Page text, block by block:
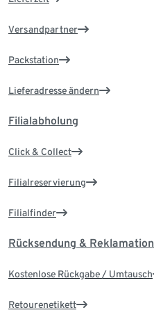
Versandpartner
Packstation
Lieferadresse ändern
Filialabholung
Click & Collect
Filialreservierung
Filialfinder
Rücksendung & Reklamation
Kostenlose Rückgabe / Umtausch
Retourenetikett